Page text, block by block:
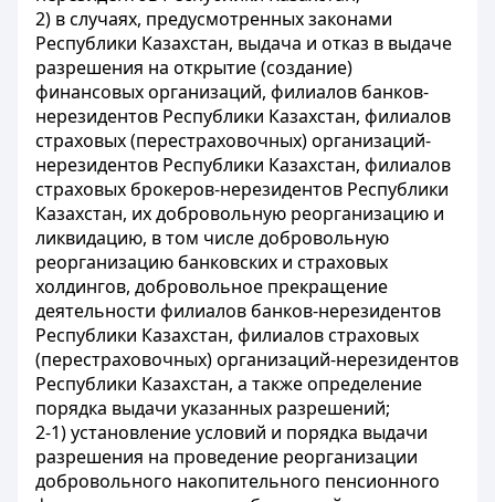
2) в случаях, предусмотренных законами
Республики Казахстан, выдача и отказ в выдаче
разрешения на открытие (создание)
финансовых организаций, филиалов банков-
нерезидентов Республики Казахстан, филиалов
страховых (перестраховочных) организаций-
нерезидентов Республики Казахстан, филиалов
страховых брокеров-нерезидентов Республики
Казахстан, их добровольную реорганизацию и
ликвидацию, в том числе добровольную
реорганизацию банковских и страховых
холдингов, добровольное прекращение
деятельности филиалов банков-нерезидентов
Республики Казахстан, филиалов страховых
(перестраховочных) организаций-нерезидентов
Республики Казахстан, а также определение
порядка выдачи указанных разрешений;
2-1) установление условий и порядка выдачи
разрешения на проведение реорганизации
добровольного накопительного пенсионного